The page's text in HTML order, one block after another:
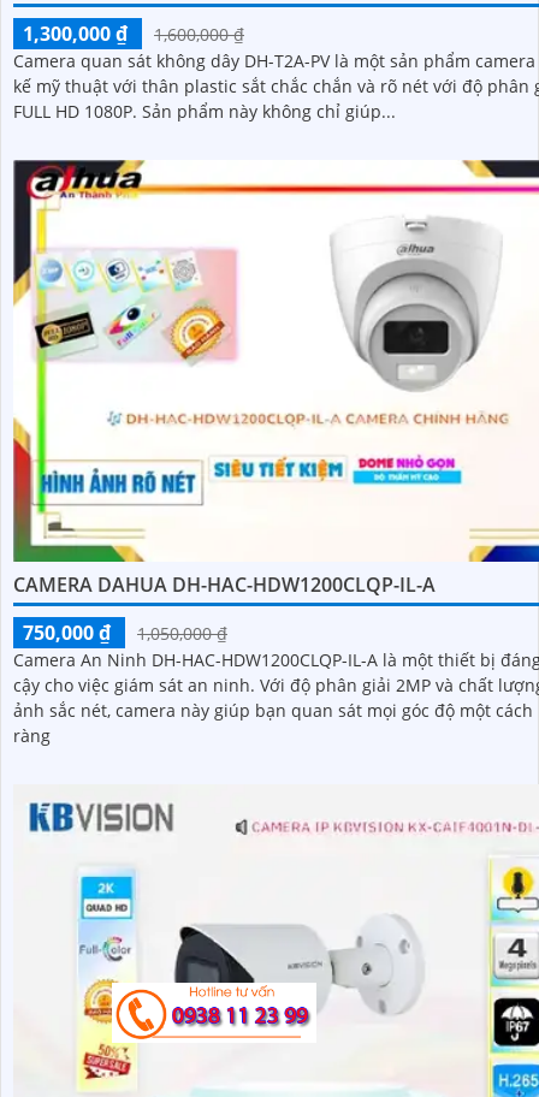
1,300,000 ₫
1,600,000 ₫
Camera quan sát không dây DH-T2A-PV là một sản phẩm
kế mỹ thuật với thân plastic sắt chắc chắn và rõ nét với độ phân
FULL HD 1080P. Sản phẩm này không chỉ giúp...
CAMERA DAHUA DH-HAC-HDW1200CLQP-IL-A
750,000 ₫
1,050,000 ₫
Camera An Ninh DH-HAC-HDW1200CLQP-IL-A là một thiết bị
cậy cho việc giám sát an ninh. Với độ phân giải 2MP và chất lượng hình
ảnh sắc nét, camera này giúp bạn quan sát mọi góc độ một cách
ràng